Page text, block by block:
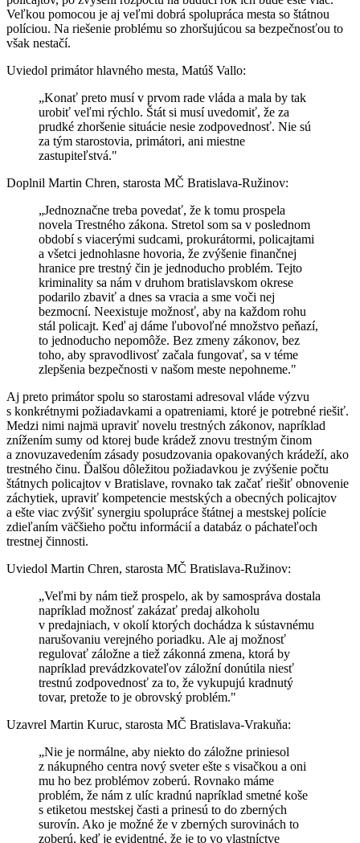
Veľkou pomocou je aj veľmi dobrá spolupráca mesta so štátnou
políciou. Na riešenie problému so zhoršujúcou sa bezpečnosťou to
však nestačí.
Uviedol primátor hlavného mesta, Matúš Vallo:
„Konať preto musí v prvom rade vláda a mala by tak
urobiť veľmi rýchlo. Štát si musí uvedomiť, že za
prudké zhoršenie situácie nesie zodpovednosť. Nie sú
za tým starostovia, primátori, ani miestne
zastupiteľstvá."
Doplnil Martin Chren, starosta MČ Bratislava-Ružinov:
„Jednoznačne treba povedať, že k tomu prospela
novela Trestného zákona. Stretol som sa v poslednom
období s viacerými sudcami, prokurátormi, policajtami
a všetci jednohlasne hovoria, že zvýšenie finančnej
hranice pre trestný čin je jednoducho problém. Tejto
kriminality sa nám v druhom bratislavskom okrese
podarilo zbaviť a dnes sa vracia a sme voči nej
bezmocní. Neexistuje možnosť, aby na každom rohu
stál policajt. Keď aj dáme ľubovoľné množstvo peňazí,
to jednoducho nepomôže. Bez zmeny zákonov, bez
toho, aby spravodlivosť začala fungovať, sa v téme
zlepšenia bezpečnosti v našom meste nepohneme."
Aj preto primátor spolu so starostami adresoval vláde výzvu
s konkrétnymi požiadavkami a opatreniami, ktoré je potrebné riešiť.
Medzi nimi najmä upraviť novelu trestných zákonov, napríklad
znížením sumy od ktorej bude krádež znovu trestným činom
a znovuzavedením zásady posudzovania opakovaných krádeží, ako
trestného činu. Ďalšou dôležitou požiadavkou je zvýšenie počtu
štátnych policajtov v Bratislave, rovnako tak začať riešiť obnovenie
záchytiek, upraviť kompetencie mestských a obecných policajtov
a ešte viac zvýšiť synergiu spolupráce štátnej a mestskej polície
zdieľaním väčšieho počtu informácií a databáz o páchateľoch
trestnej činnosti.
Uviedol Martin Chren, starosta MČ Bratislava-Ružinov:
„Veľmi by nám tiež prospelo, ak by samospráva dostala
napríklad možnosť zakázať predaj alkoholu
v predajniach, v okolí ktorých dochádza k sústavnému
narušovaniu verejného poriadku. Ale aj možnosť
regulovať záložne a tiež zákonná zmena, ktorá by
napríklad prevádzkovateľov záložní donútila niesť
trestnú zodpovednosť za to, že vykupujú kradnutý
tovar, pretože to je obrovský problém."
Uzavrel Martin Kuruc, starosta MČ Bratislava-Vrakuňa:
„Nie je normálne, aby niekto do záložne priniesol
z nákupného centra nový sveter ešte s visačkou a oni
mu ho bez problémov zoberú. Rovnako máme
problém, že nám z ulíc kradnú napríklad smetné koše
s etiketou mestskej časti a prinesú to do zberných
surovín. Ako je možné že v zberných surovinách to
zoberú, keď je evidentné, že je to vo vlastníctve